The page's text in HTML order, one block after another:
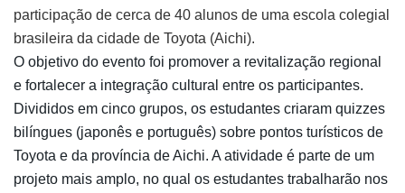
participação de cerca de 40 alunos de uma escola colegial
brasileira da cidade de Toyota (Aichi).
O objetivo do evento foi promover a revitalização regional
e fortalecer a integração cultural entre os participantes.
Divididos em cinco grupos, os estudantes criaram quizzes
bilíngues (japonês e português) sobre pontos turísticos de
Toyota e da província de Aichi. A atividade é parte de um
projeto mais amplo, no qual os estudantes trabalharão nos